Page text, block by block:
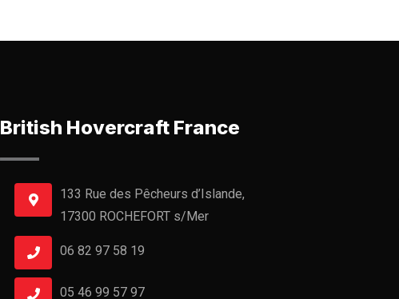
British Hovercraft France
133 Rue des Pêcheurs d’Islande,
17300 ROCHEFORT s/Mer
06 82 97 58 19
05 46 99 57 97